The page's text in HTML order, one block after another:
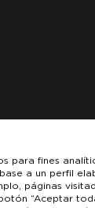
para fines
a un perfil
páginas
“Aceptar